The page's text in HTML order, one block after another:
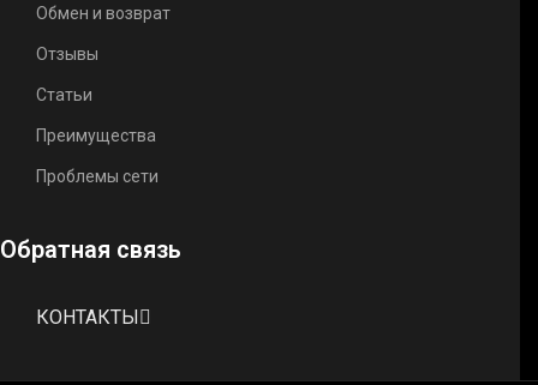
Обмен и возврат
Отзывы
Статьи
Преимущества
Проблемы сети
Обратная связь
КОНТАКТЫ